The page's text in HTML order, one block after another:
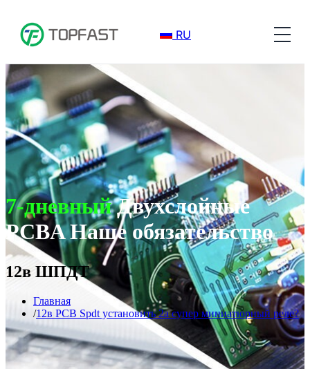
RU
7-дневныйДвухслойные
PCBA Наше обязательство
12в ШПДТ
Главная
12в PCB Spdt установить 2a супер миниатюрный реле?